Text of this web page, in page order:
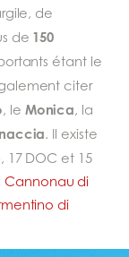
de
de 150
étant le
citer
, le Monica, la
. Il existe
17 DOC et 15
Cannonau di
di